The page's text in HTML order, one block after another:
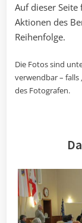
Auf dieser
Aktionen des
Reihenfolge.
Die Fotos sind
verwendbar – falls
des Fotografen.